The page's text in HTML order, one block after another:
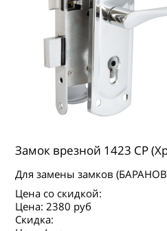
Замок врезной 1423 CP
Для замены замков
Цена со скидкой:
Цена:2380 руб
Скидка: